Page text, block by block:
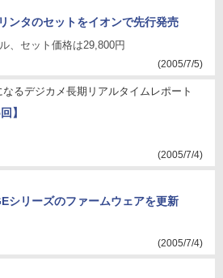
ンタのセットをイオンで先行発売
、セット価格は29,800円
(2005/7/5)
なるデジカメ長期リアルタイムレポート
】
(2005/7/4)
シリーズのファームウェアを更新
(2005/7/4)